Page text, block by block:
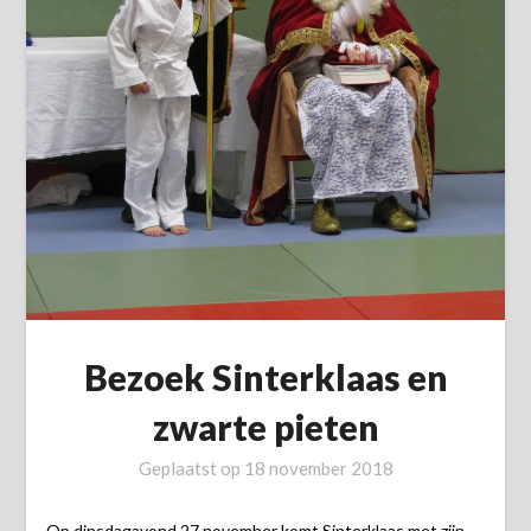
Bezoek Sinterklaas en
zwarte pieten
Geplaatst op 18 november 2018